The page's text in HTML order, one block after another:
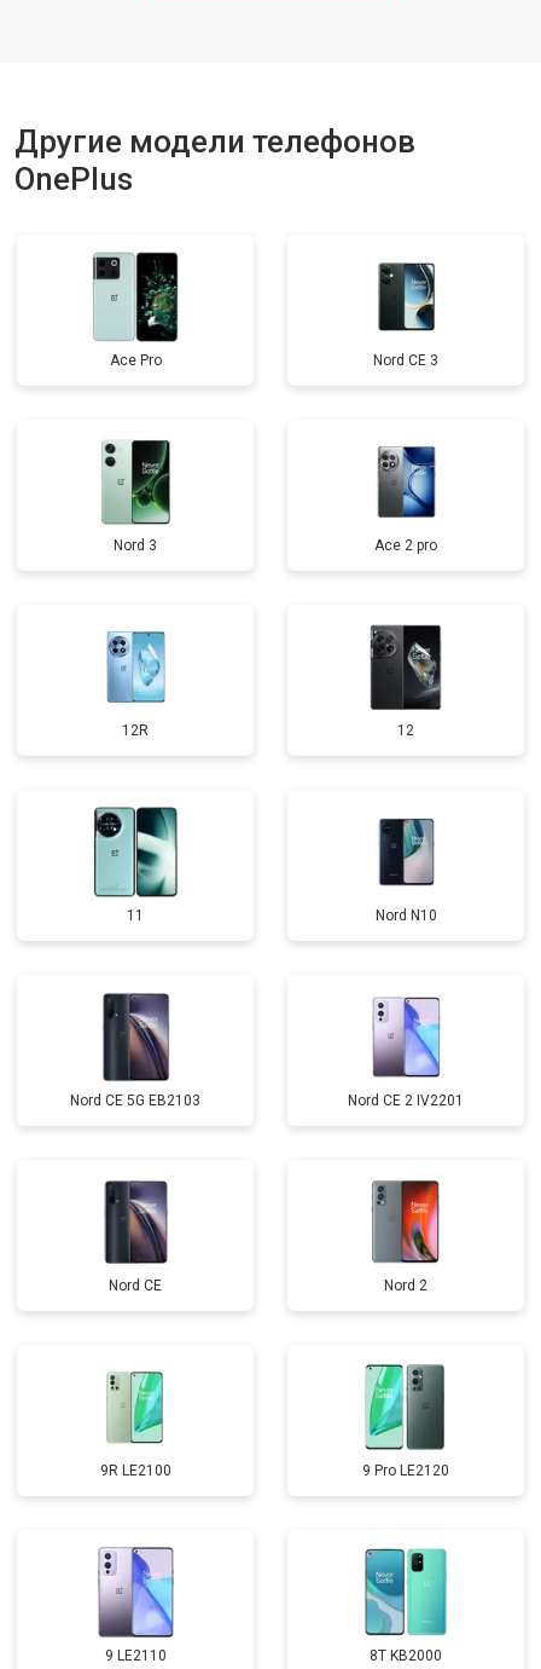
Другие модели телефонов
OnePlus
Ace Pro Nord CE 3
Nord 3 Ace 2 pro
12R 12
11 Nord N10
Nord CE 5G EB2103 Nord CE 2 IV2201
Nord CE Nord 2
9R LE2100 9 Pro LE2120
9 LE2110 8T KB2000